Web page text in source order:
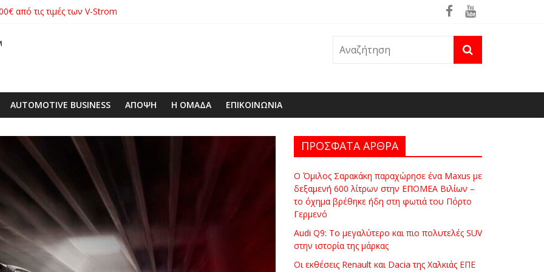
από τις τιμές των V-Strom
SUV στην ιστορία της μάρκας
ΕΠΕ αποκτούν νέα εταιρική ταυτότητα
ειδική επετειακή τιμή
AUTOMOTIVE BUSINESS ΑΠΟΨΗ Η ΟΜΑΔΑ ΕΠΙΚΟΙΝΩΝΙΑ
ΠΡΟΣΦΑΤΑ ΑΡΘΡΑ
Ο Όμιλος Σαρακάκη παραχώρησε ένα Maxus με
δεξαμενή 600 λίτρων στην ΕΠΟΜΕΑ Βιλίων –
το όχημα βρέθηκε ήδη στη φωτιά του Πόρτο
Γερμενό
Audi Q9: Το μεγαλύτερο και πιο πολυτελές SUV
στην ιστορία της μάρκας
Οι εκθέσεις Renault και Dacia της Χαλκιάς ΕΠΕ